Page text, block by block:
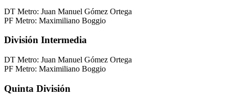
DT Metro: Juan Manuel Gómez Ortega
PF Metro: Maximiliano Boggio
División Intermedia
DT Metro: Juan Manuel Gómez Ortega
PF Metro: Maximiliano Boggio
Quinta División